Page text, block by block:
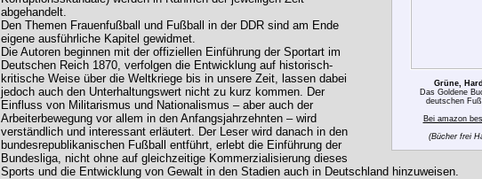
Grüne,
Das Goldene
deutschen
Bei amazon
(Bücher frei
abgehandelt.
Den Themen Frauenfußball und Fußball in der DDR sind am Ende
eigene ausführliche Kapitel gewidmet.
Die Autoren beginnen mit der offiziellen Einführung der Sportart im
Deutschen Reich 1870, verfolgen die Entwicklung auf historisch-
kritische Weise über die Weltkriege bis in unsere Zeit, lassen dabei
jedoch auch den Unterhaltungswert nicht zu kurz kommen. Der
Einfluss von Militarismus und Nationalismus – aber auch der
Arbeiterbewegung vor allem in den Anfangsjahrzehnten – wird
verständlich und interessant erläutert. Der Leser wird danach in den
bundesrepublikanischen Fußball entführt, erlebt die Einführung der
Bundesliga, nicht ohne auf gleichzeitige Kommerzialisierung dieses
Sports und die Entwicklung von Gewalt in den Stadien auch in Deutschland hinzuweisen.